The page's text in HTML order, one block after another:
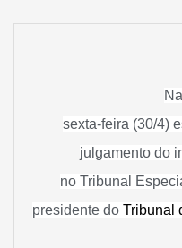
sexta-feira (30/4)
julgamento do
no Tribunal
presidente do Tribunal